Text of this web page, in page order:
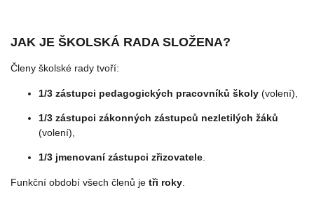
JAK JE ŠKOLSKÁ RADA SLOŽENA?
Členy školské rady tvoří:
1/3 zástupci pedagogických pracovníků školy (volení),
1/3 zástupci zákonných zástupců nezletilých žáků
(volení),
1/3 jmenovaní zástupci zřizovatele.
Funkční období všech členů je tři roky